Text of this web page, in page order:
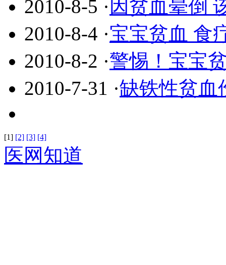
2010-8-5 · 因贫血晕倒
2010-8-4 ·宝宝贫血 食
2010-8-2 ·警惕！宝宝
2010-7-31 ·缺铁性贫血
[1] [2] [3] [4]
医网知道